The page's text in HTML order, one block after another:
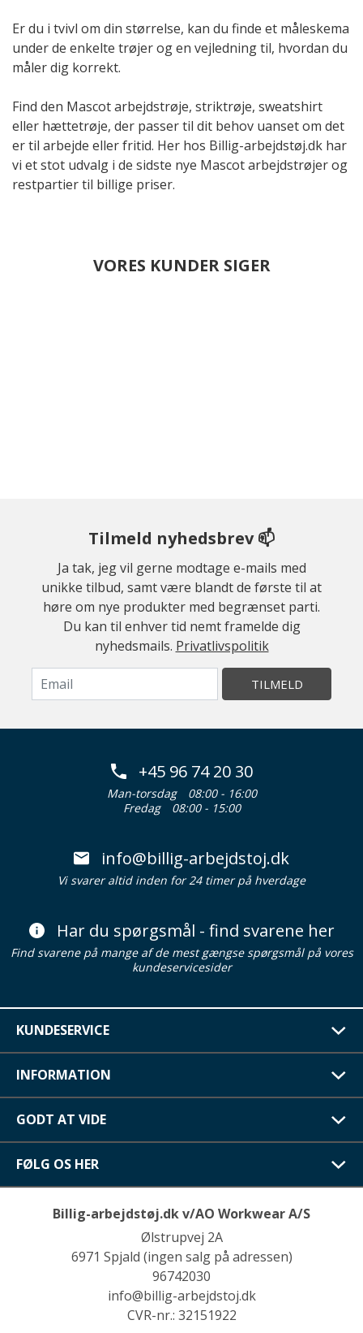
Er du i tvivl om din størrelse, kan du finde et måleskema
under de enkelte trøjer og en vejledning til, hvordan du
måler dig korrekt.
Find den Mascot arbejdstrøje, striktrøje, sweatshirt
eller hættetrøje, der passer til dit behov uanset om det
er til arbejde eller fritid. Her hos Billig-arbejdstøj.dk har
vi et stot udvalg i de sidste nye Mascot arbejdstrøjer og
restpartier til billige priser.
VORES KUNDER SIGER
Tilmeld nyhedsbrev 📫
Ja tak, jeg vil gerne modtage e-mails med
unikke tilbud, samt være blandt de første til at
høre om nye produkter med begrænset parti.
Du kan til enhver tid nemt framelde dig
nyhedsmails. Privatlivspolitik
TILMELD
+45 96 74 20 30
Man-torsdag
08:00 - 16:00
Fredag
08:00 - 15:00
info@billig-arbejdstoj.dk
Vi svarer altid inden for 24 timer på hverdage
Har du spørgsmål - find svarene her
Find svarene på mange af de mest gængse spørgsmål på vores
kundeservicesider
KUNDESERVICE
INFORMATION
GODT AT VIDE
FØLG OS HER
Billig-arbejdstøj.dk v/AO Workwear A/S
Ølstrupvej 2A
6971 Spjald (ingen salg på adressen)
96742030
info@billig-arbejdstoj.dk
CVR-nr.: 32151922